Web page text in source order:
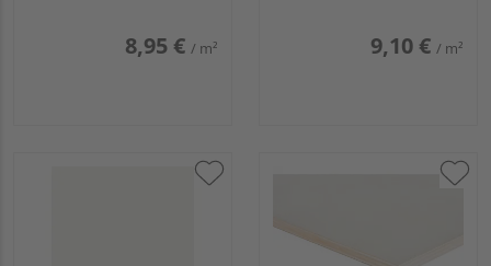
8,95 € / m² 9,10 € / m²